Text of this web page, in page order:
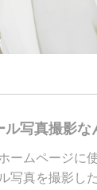
ル写真撮影な
ームページに
写真を撮影し